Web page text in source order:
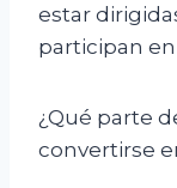
estar
participan
¿Qué parte
convertirse